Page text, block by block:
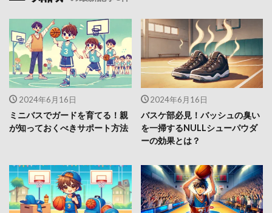
2024年6月16日
ミニバスでガードを育てる！親
が知っておくべきサポート方法
2024年6月16日
バスケ部必見！バッシュの臭い
を一掃するNULLシューパウダ
ーの効果とは？